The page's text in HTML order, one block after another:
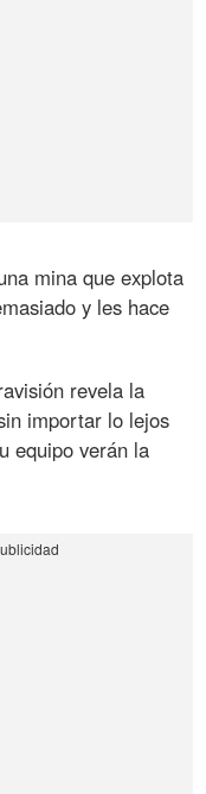
mina que explota
y les hace
revela la
importar lo lejos
equipo verán la